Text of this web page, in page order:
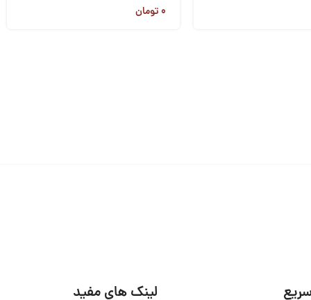
۰تومان
لینک های مفید